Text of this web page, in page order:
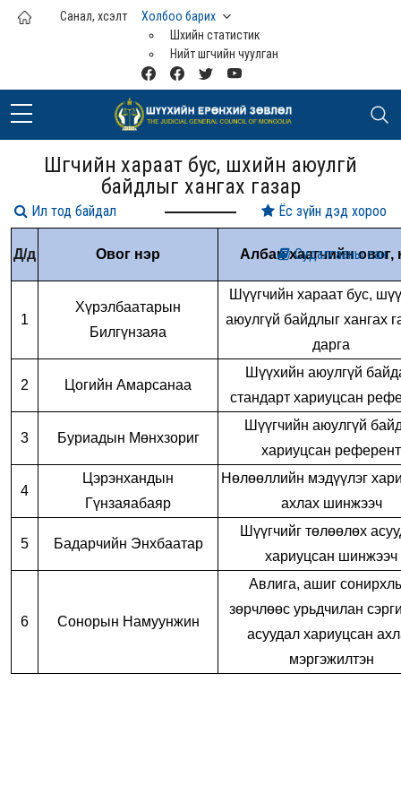
Үндсэн агуулга руу шилжих
Санал, хүсэлт
Холбоо барих
Шүүхийн статистик
Нийт шүүгчийн чуулган
Шүүгчийн хараат бус, шүүхийн аюулгүй
байдлыг хангах газар
Д/д Овог нэр Албан хаагчийн овог,
1
Хүрэлбаатарын
Билгүнзаяа
Шүүгчийн хараат бус,
аюулгүй байдлыг хангах
дарга
2 Цогийн Амарсанаа
Шүүхийн аюулгүй
стандарт хариуцсан
3 Буриадын Мөнхзориг
Шүүгчийн аюулгүй
хариуцсан референт
4
Цэрэнхандын
Гүнзаяабаяр
Нөлөөллийн мэдүүлэг
ахлах шинжээч
5 Бадарчийн Энхбаатар
Шүүгчийг төлөөлөх
хариуцсан шинжээч
6 Сонорын Намуунжин
Авлига, ашиг
зөрчлөөс урьдчилан
асуудал хариуцсан
мэргэжилтэн
Судалгааны сан
Ёс зүйн дэд хороо
Ил тод байдал